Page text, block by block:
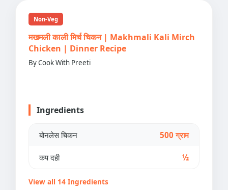
Non-Veg
मखमली काली मिर्च चिकन | Makhmali Kali Mirch
Chicken | Dinner Recipe
By Cook With Preeti
Ingredients
बोनलेस चिकन 500 ग्राम
कप दही ½
View all 14 Ingredients